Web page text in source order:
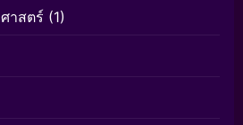
าสตร์ (1)